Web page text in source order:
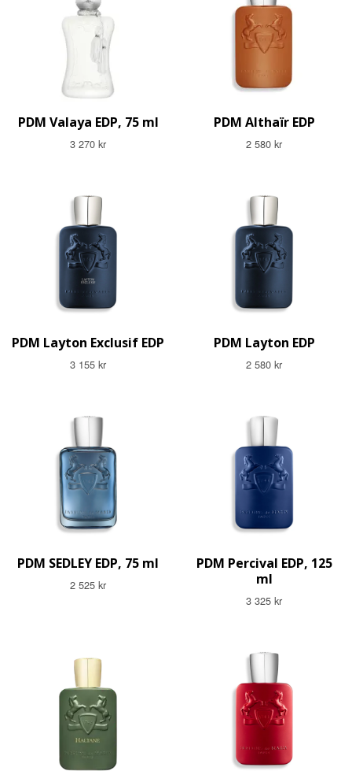
PDM Valaya EDP, 75 ml
3 270 kr
PDM Althaïr EDP
2 580 kr
PDM Layton Exclusif EDP
3 155 kr
PDM Layton EDP
2 580 kr
PDM SEDLEY EDP, 75 ml
2 525 kr
PDM Percival EDP, 125
ml
3 325 kr